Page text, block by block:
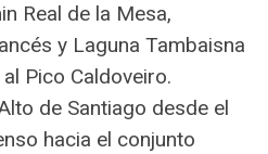
Real de la Mesa,
y Laguna Tambaisna
Pico Caldoveiro.
de Santiago desde el
hacia el conjunto